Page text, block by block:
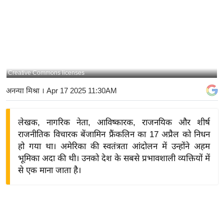
बि
ने
द्यो
Creative Commons licenses
अनन्या मिश्रा । Apr 17 2025 11:30AM
लेखक, नागरिक नेता, आविष्कारक, राजनयिक और शीर्ष
राजनीतिक विचारक बेंजामिन फ्रैंकलिन का 17 अप्रैल को निधन
हो गया था। अमेरिका की स्वतंत्रता आंदोलन में उन्होंने अहम
भूमिका अदा की थी। उनको देश के सबसे प्रभावशाली व्यक्तियों में
से एक माना जाता है।